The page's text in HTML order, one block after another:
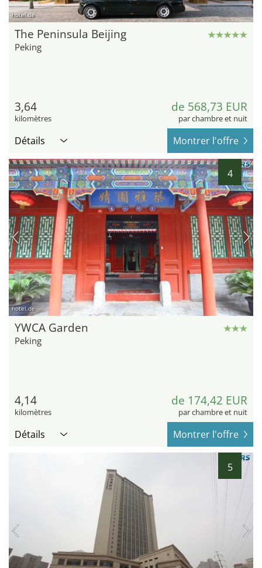
hotel.de
The Peninsula Beijing
Peking
3,64
kilomètres
de 568,73 EUR
par chambre et nuit
Détails Montrer l'offre
4
hotel.de
YWCA Garden
Peking
4,14
kilomètres
de 174,42 EUR
par chambre et nuit
Détails Montrer l'offre
5